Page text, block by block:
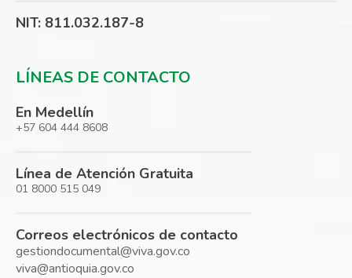
NIT: 811.032.187-8
LÍNEAS DE CONTACTO
En Medellín
+57 604 444 8608
Línea de Atención Gratuita
01 8000 515 049
Correos electrónicos de contacto
gestiondocumental@viva.gov.co
viva@antioquia.gov.co